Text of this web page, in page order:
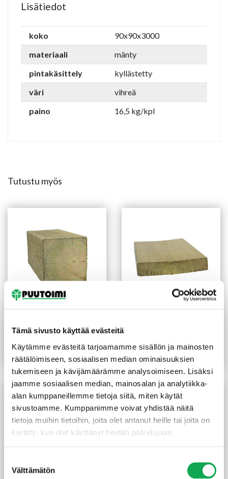
Tämä sivusto käyttää evästeitä
Käytämme evästeitä tarjoamamme sisällön ja mainosten
räätälöimiseen, sosiaalisen median ominaisuuksien
tukemiseen ja kävijämäärämme analysoimiseen. Lisäksi
jaamme sosiaalisen median, mainosalan ja analytiikka-
alan kumppaneillemme tietoja siitä, miten käytät
sivustoamme. Kumppanimme voivat yhdistää näitä
tietoja muihin tietoihin, joita olet antanut heille tai joita on
kerätty, kun olet käyttänyt heidän palvelujaan.
valinta
Välttämätön
Lisätiedot
koko
90x90x3000
materiaali
mänty
pintakäsittely
kyllästetty
väri
vihreä
paino
16,5 kg/kpl
Tutustu myös
100x100x6000 mm
Lue lisää
Lue lisää